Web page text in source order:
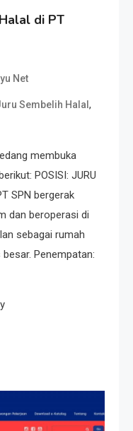
di PT
Net
Sembelih Halal ,
membuka
POSISI: JURU
SPN bergerak
dan beroperasi di
sebagai rumah
Penempatan: